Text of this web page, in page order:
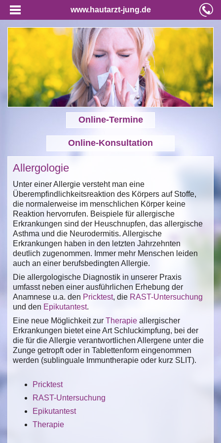
www.hautarzt-jung.de
Online-Termine
Online-Konsultation
Allergologie
Unter einer Allergie versteht man eine
Überempfindlichkeitsreaktion des Körpers auf Stoffe,
die normalerweise im menschlichen Körper keine
Reaktion hervorrufen. Beispiele für allergische
Erkrankungen sind der Heuschnupfen, das allergische
Asthma und die Neurodermitis. Allergische
Erkrankungen haben in den letzten Jahrzehnten
deutlich zugenommen. Immer mehr Menschen leiden
auch an einer berufsbedingten Allergie.
Die allergologische Diagnostik in unserer Praxis
umfasst neben einer ausführlichen Erhebung der
Anamnese u.a. den Pricktest, die RAST-Untersuchung
und den Epikutantest.
Eine neue Möglichkeit zur Therapie allergischer
Erkrankungen bietet eine Art Schluckimpfung, bei der
die für die Allergie verantwortlichen Allergene unter die
Zunge getropft oder in Tablettenform eingenommen
werden (sublinguale Immuntherapie oder kurz SLIT).
Pricktest
RAST-Untersuchung
Epikutantest
Therapie